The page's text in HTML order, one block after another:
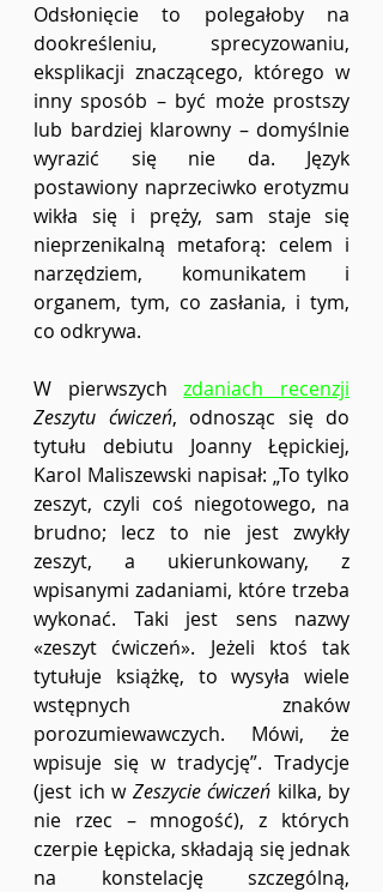
Odsłonięcie to polegałoby na
dookreśleniu, sprecyzowaniu,
eksplikacji znaczącego, którego w
inny sposób – być może prostszy
lub bardziej klarowny – domyślnie
wyrazić się nie da. Język
postawiony naprzeciwko erotyzmu
wikła się i pręży, sam staje się
nieprzenikalną metaforą: celem i
narzędziem, komunikatem i
organem, tym, co zasłania, i tym,
co odkrywa.
W pierwszych zdaniach recenzji
Zeszytu ćwiczeń, odnosząc się do
tytułu debiutu Joanny Łępickiej,
Karol Maliszewski napisał: „To tylko
zeszyt, czyli coś niegotowego, na
brudno; lecz to nie jest zwykły
zeszyt, a ukierunkowany, z
wpisanymi zadaniami, które trzeba
wykonać. Taki jest sens nazwy
«zeszyt ćwiczeń». Jeżeli ktoś tak
tytułuje książkę, to wysyła wiele
wstępnych znaków
porozumiewawczych. Mówi, że
wpisuje się w tradycję”. Tradycje
(jest ich w Zeszycie ćwiczeń kilka, by
nie rzec – mnogość), z których
czerpie Łępicka, składają się jednak
na konstelację szczególną,